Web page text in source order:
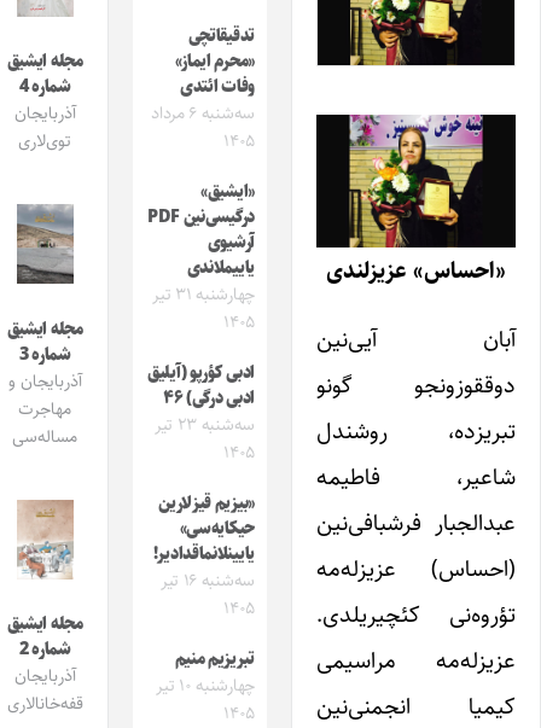
«احساس» عزیزلندی
آبان آیی‌نین
دوققوزونجو گونو
تبریزده، روشندل
شاعیر، فاطیمه
عبدالجبار فرشبافی‌نین
(احساس) عزیزله‌مه
تؤروه‌نی کئچیریلدی.
عزیزله‌مه مراسیمی
کیمیا انجمنی‌نین
تدقیقاتچی
«محرم ایماز»
وفات ائتدی
سه‌شنبه ۶ مرداد
۱۴۰۵
«ایشیق»
درگیسی‌نین PDF
آرشیوی
یاییملاندی
چهارشنبه ۳۱ تیر
۱۴۰۵
ادبی کؤرپو (آیلیق
ادبی درگی) ۴۶
سه‌شنبه ۲۳ تیر
۱۴۰۵
«بیزیم قیزلارین
حیکایه‌سی»
یایینلانماقدادیر!
سه‌شنبه ۱۶ تیر
۱۴۰۵
تبریزیم منیم
چهارشنبه ۱۰ تیر
۱۴۰۵
مجله ایشیق
شماره 4
آذربایجان
توی‌لاری
مجله ایشیق
شماره 3
آذربایجان و
مهاجرت
مساله‌سی
مجله ایشیق
شماره 2
آذربایجان
قفه‌خانالاری